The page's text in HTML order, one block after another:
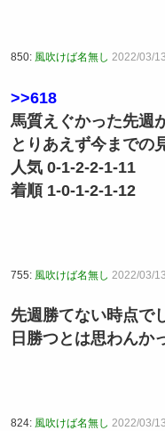
850: 風吹けば名無し 2022/03/
>>618
馬質えぐかった先週
とりあえず今までの
人気 0-1-2-2-1-11
着順 1-0-1-2-1-12
755: 風吹けば名無し 2022/03/
先週勝てない時点で
日勝つとは思わんか
824: 風吹けば名無し 2022/03/